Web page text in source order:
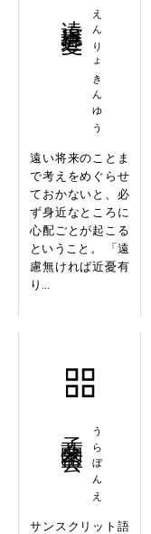
えんりょきんゆう
遠い将来のことま
で考えをめぐらせ
ておかないと、必
ず身近なところに
心配ごとが起こる
ということ。 「遠
慮無ければ近憂有
り...
うらぼんえ
サンスクリット語